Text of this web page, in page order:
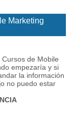
Marketing
de Mobile
empezaría y si
la información
no puedo estar